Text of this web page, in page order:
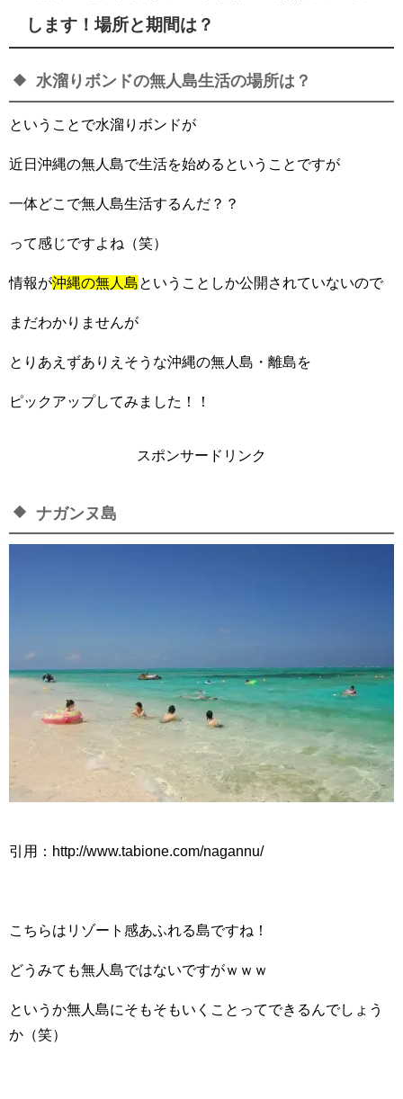
します！場所と期間は？
水溜りボンドの無人島生活の場所は？
ということで水溜りボンドが
近日沖縄の無人島で生活を始めるということですが
一体どこで無人島生活するんだ？？
って感じですよね（笑）
情報が沖縄の無人島ということしか公開されていないので
まだわかりませんが
とりあえずありえそうな沖縄の無人島・離島を
ピックアップしてみました！！
スポンサードリンク
ナガンヌ島
引用：http://www.tabione.com/nagannu/
こちらはリゾート感あふれる島ですね！
どうみても無人島ではないですがｗｗｗ
というか無人島にそもそもいくことってできるんでしょう
か（笑）